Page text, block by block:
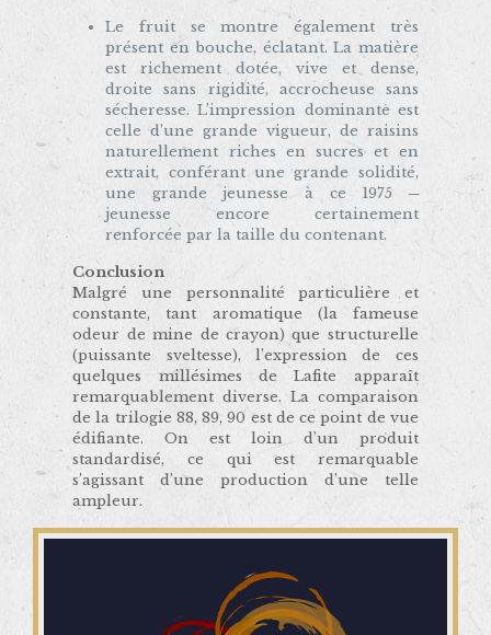
Le fruit se montre également très
présent en bouche, éclatant. La matière
est richement dotée, vive et dense,
droite sans rigidité, accrocheuse sans
sécheresse. L’impression dominante est
celle d’une grande vigueur, de raisins
naturellement riches en sucres et en
extrait, conférant une grande solidité,
une grande jeunesse à ce 1975 ─
jeunesse encore certainement
renforcée par la taille du contenant.
Conclusion
Malgré une personnalité particulière et
constante, tant aromatique (la fameuse
odeur de mine de crayon) que structurelle
(puissante sveltesse), l’expression de ces
quelques millésimes de Lafite apparaît
remarquablement diverse. La comparaison
de la trilogie 88, 89, 90 est de ce point de vue
édifiante. On est loin d’un produit
standardisé, ce qui est remarquable
s’agissant d’une production d’une telle
ampleur.